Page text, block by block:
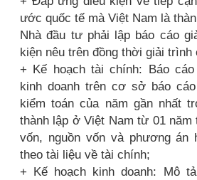
ước quốc tế mà Việt Nam là
Nhà đầu tư phải lập báo cáo
kiện nêu trên đồng thời giải trình
+ Kế hoạch tài chính: Báo
kinh doanh trên cơ sở báo
kiểm toán của năm gần nhất
thành lập ở Việt Nam từ 01
vốn, nguồn vốn và phương án
theo tài liệu về tài chính;
+ Kế hoạch kinh doanh: Mô